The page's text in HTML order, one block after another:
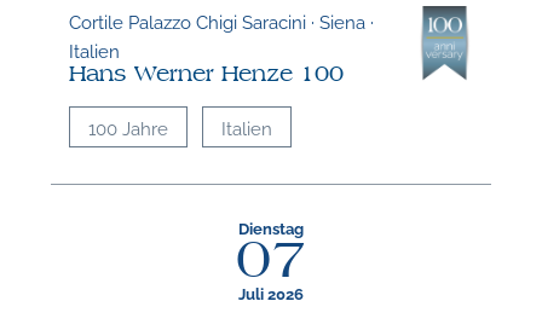
Cortile Palazzo Chigi Saracini · Siena ·
Italien
Hans Werner Henze 100
100 Jahre Italien
Dienstag
07
Juli 2026